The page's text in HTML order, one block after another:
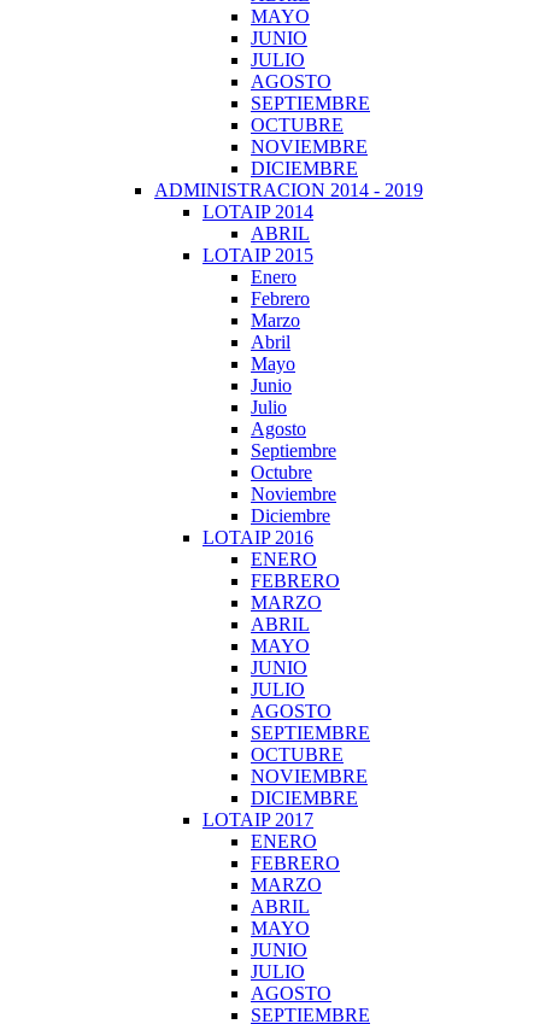
MAYO
JUNIO
JULIO
AGOSTO
SEPTIEMBRE
OCTUBRE
NOVIEMBRE
DICIEMBRE
ADMINISTRACION 2014 - 2019
LOTAIP 2014
ABRIL
LOTAIP 2015
Enero
Febrero
Marzo
Abril
Mayo
Junio
Julio
Agosto
Septiembre
Octubre
Noviembre
Diciembre
LOTAIP 2016
ENERO
FEBRERO
MARZO
ABRIL
MAYO
JUNIO
JULIO
AGOSTO
SEPTIEMBRE
OCTUBRE
NOVIEMBRE
DICIEMBRE
LOTAIP 2017
ENERO
FEBRERO
MARZO
ABRIL
MAYO
JUNIO
JULIO
AGOSTO
SEPTIEMBRE